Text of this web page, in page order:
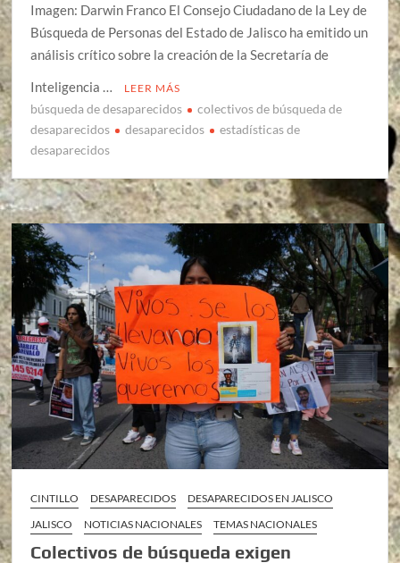
Imagen: Darwin Franco El Consejo Ciudadano de la Ley de
Búsqueda de Personas del Estado de Jalisco ha emitido un
análisis crítico sobre la creación de la Secretaría de
Inteligencia …
LEER MÁS
búsqueda de desaparecidos
colectivos de búsqueda de
desaparecidos
desaparecidos
estadísticas de
desaparecidos
CINTILLO DESAPARECIDOS
DESAPARECIDOS EN JALISCO
JALISCO
NOTICIAS NACIONALES TEMAS NACIONALES
Colectivos de búsqueda exigen